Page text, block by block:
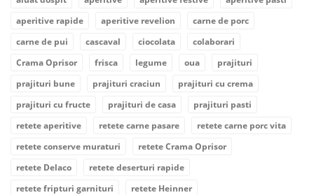
aperitive rapide
aperitive revelion
carne de porc
carne de pui
cascaval ciocolata
colaborari
Crama Oprisor
frisca legume oua
prajituri
prajituri bune
prajituri craciun
prajituri cu crema
prajituri cu fructe
prajituri de casa
prajituri pasti
retete aperitive
retete carne pasare
retete carne porc vita
retete conserve muraturi
retete Crama Oprisor
retete Delaco
retete deserturi rapide
retete fripturi garnituri
retete Heinner